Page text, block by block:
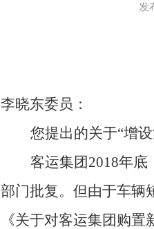
发
李晓东委员：
您提出的关于“增
客运集团2018年
部门批复。但由于车辆
《关于对客运集团购